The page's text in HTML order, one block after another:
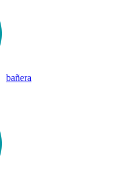
bañera